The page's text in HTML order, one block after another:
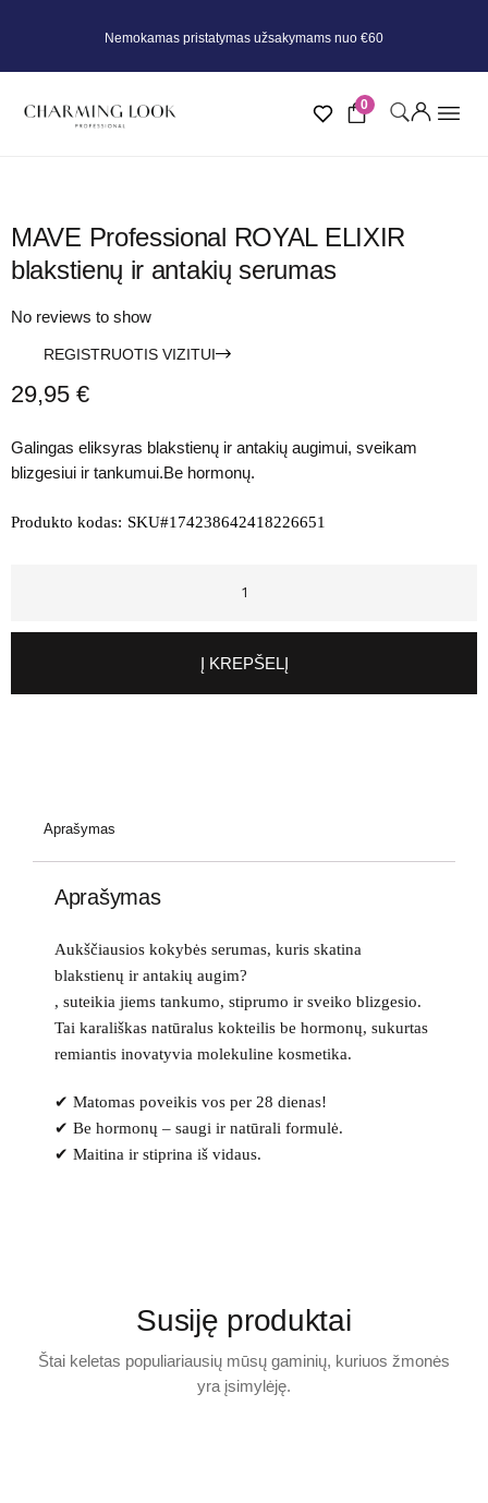
Nemokamas pristatymas užsakymams nuo €60
0
MAVE Professional ROYAL ELIXIR
blakstienų ir antakių serumas
No reviews to show
REGISTRUOTIS VIZITUI
29,95 €
Galingas eliksyras blakstienų ir antakių augimui, sveikam
blizgesiui ir tankumui.Be hormonų.
Produkto kodas: SKU#174238642418226651
Į KREPŠELĮ
Aprašymas
Aprašymas
Aukščiausios kokybės serumas, kuris skatina
blakstienų ir antakių augim?
, suteikia jiems tankumo, stiprumo ir sveiko blizgesio.
Tai karališkas natūralus kokteilis be hormonų, sukurtas
remiantis inovatyvia molekuline kosmetika.
✔ Matomas poveikis vos per 28 dienas!
✔ Be hormonų – saugi ir natūrali formulė.
✔ Maitina ir stiprina iš vidaus.
Susiję produktai
Štai keletas populiariausių mūsų gaminių, kuriuos žmonės
yra įsimylėję.